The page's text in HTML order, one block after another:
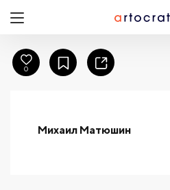
Михаил Матюшин
0